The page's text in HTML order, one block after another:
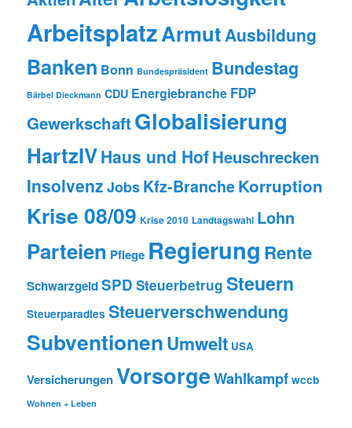
ArbeitsplatzArmut Ausbildung
Banken Bonn Bundespräsident Bundestag
Bärbel Dieckmann CDU Energiebranche FDP
GewerkschaftGlobalisierung
HartzIVHaus und HofHeuschrecken
Insolvenz Jobs Kfz-BrancheKorruption
Krise 08/09 Krise 2010 Landtagswahl Lohn
Parteien Pflege Regierung Rente
SchwarzgeldSPD Steuerbetrug Steuern
Steuerparadies Steuerverschwendung
SubventionenUmwelt USA
VersicherungenVorsorgeWahlkampf wccb
Wohnen + Leben